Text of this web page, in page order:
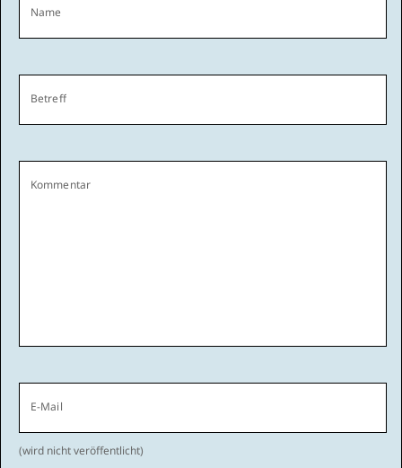
Name
Betreff
Kommentar
E-Mail
(wird nicht veröffentlicht)